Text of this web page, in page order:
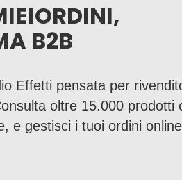
B2B
Effetti pensata per
oltre 15.000 prodotti
e gestisci i tuoi ordini